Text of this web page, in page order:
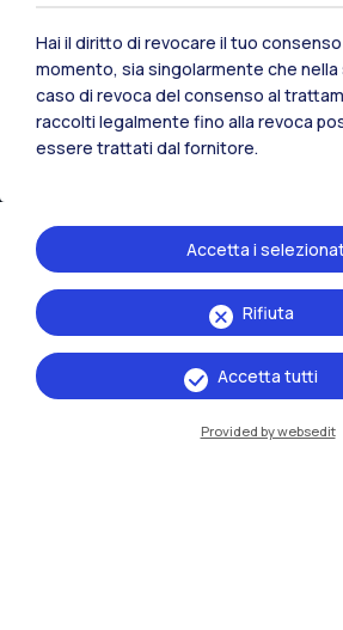
Mantova
Piacenza
Naviga il sito
Contattaci
Hai il diritto di revocare il tuo
momento, sia singolarmente che nella
caso di revoca del consenso al
raccolti legalmente fino alla revoca
essere trattati dal fornitore.
Rifiuta
Accetta i
Accetta tutti
Provided by websedit